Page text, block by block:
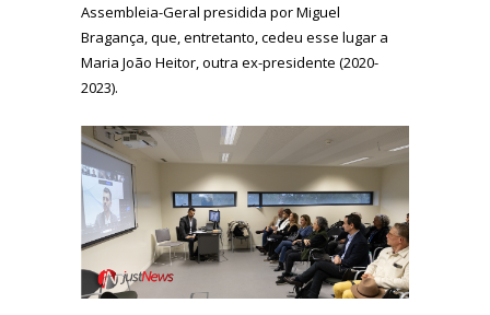
Assembleia-Geral presidida por Miguel
Bragança, que, entretanto, cedeu esse lugar a
Maria João Heitor, outra ex-presidente (2020-
2023).